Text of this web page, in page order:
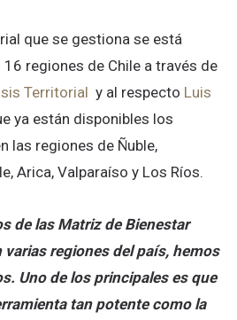
que se gestiona se está
regiones de Chile a través de
Territorial y al respecto Luis
ya están disponibles los
las regiones de Ñuble,
Arica, Valparaíso y Los Ríos.
de las Matriz de Bienestar
regiones del país, hemos
Uno de los principales es que
tan potente como la